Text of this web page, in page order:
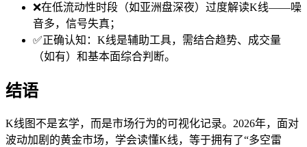
❌在低流动性时段（如亚洲盘深夜）过度解读K线——噪
音多，信号失真；
✅正确认知：K线是辅助工具，需结合趋势、成交量
（如有）和基本面综合判断。
结语
K线图不是玄学，而是市场行为的可视化记录。2026年，面对
波动加剧的黄金市场，学会读懂K线，等于拥有了“多空雷